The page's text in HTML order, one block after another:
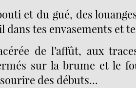
et du gué, des
tes envasements et
de l’affût, aux
sur la brume et le
des débuts...